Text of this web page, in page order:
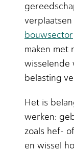
bouwsector
maken met
wisselende
belasting
Het is
werken:
zoals hef-
en wissel